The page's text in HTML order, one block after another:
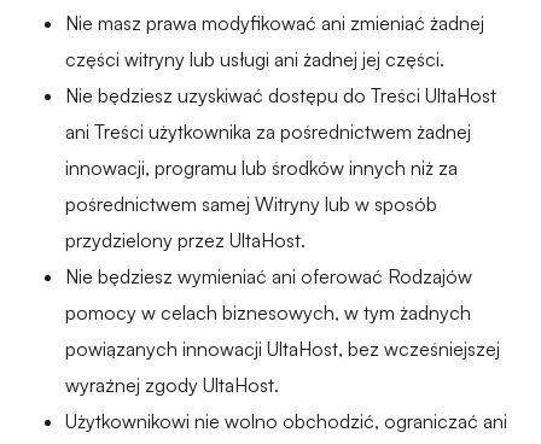
Nie masz prawa modyfikować ani zmieniać żadnej
części witryny lub usługi ani żadnej jej części.
Nie będziesz uzyskiwać dostępu do Treści UltaHost
ani Treści użytkownika za pośrednictwem żadnej
innowacji, programu lub środków innych niż za
pośrednictwem samej Witryny lub w sposób
przydzielony przez UltaHost.
Nie będziesz wymieniać ani oferować Rodzajów
pomocy w celach biznesowych, w tym żadnych
powiązanych innowacji UltaHost, bez wcześniejszej
wyraźnej zgody UltaHost.
Użytkownikowi nie wolno obchodzić, ograniczać ani